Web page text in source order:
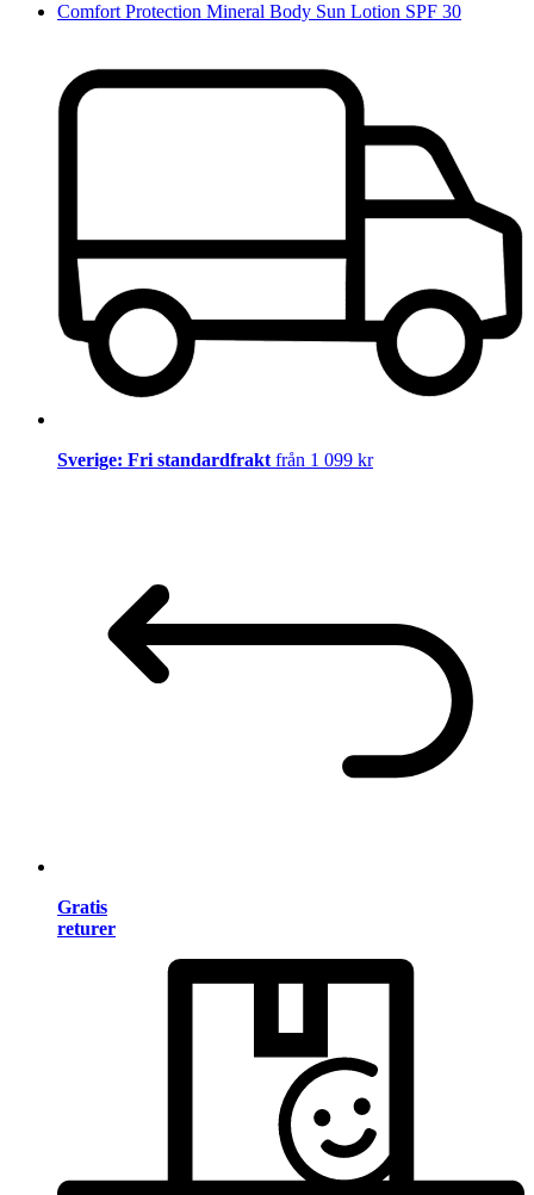
Comfort Protection Mineral Body Sun Lotion SPF 30
Sverige: Fri standardfrakt från 1 099 kr
Gratis
returer